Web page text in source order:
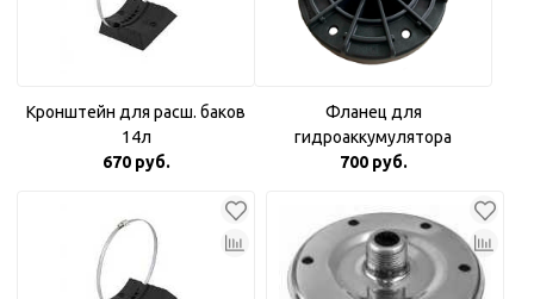
Кронштейн для расш. баков
14л
670 руб.
Фланец для
гидроаккумулятора
пластиковый 1"
700 руб.